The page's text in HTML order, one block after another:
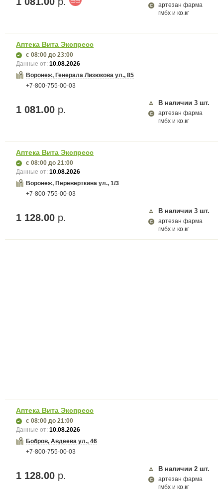
артезан фарма
гмбх и ко.кг
Аптека Вита Экспресс
с 08:00 до 23:00
Данные от:10.08.2026
Воронеж, Генерала Лизюкова ул., 85
+7-800-755-00-03
1 081.00 р.
В наличии 3 шт.
артезан фарма
гмбх и ко.кг
Аптека Вита Экспресс
с 08:00 до 21:00
Данные от:10.08.2026
Воронеж, Переверткина ул., 1/3
+7-800-755-00-03
1 128.00 р.
В наличии 3 шт.
артезан фарма
гмбх и ко.кг
Аптека Вита Экспресс
с 08:00 до 21:00
Данные от:10.08.2026
Бобров, Авдеева ул., 46
+7-800-755-00-03
1 128.00 р.
В наличии 2 шт.
артезан фарма
гмбх и ко.кг